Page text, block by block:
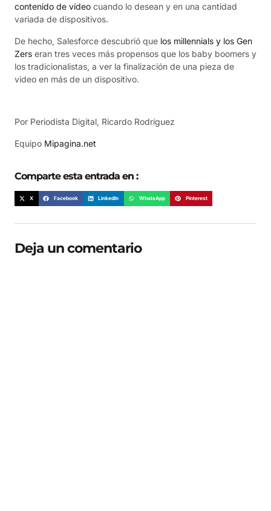
contenido de vídeo cuando lo desean y en una cantidad
variada de dispositivos.
De hecho, Salesforce descubrió que los millennials y los Gen
Zers eran tres veces más propensos que los baby boomers y
los tradicionalistas, a ver la finalización de una pieza de
video en más de un dispositivo.
Por Periodista Digital, Ricardo Rodríguez
Equipo Mipagina.net
Comparte esta entrada en :
X Facebook LinkedIn WhatsApp Pinterest
Deja un comentario